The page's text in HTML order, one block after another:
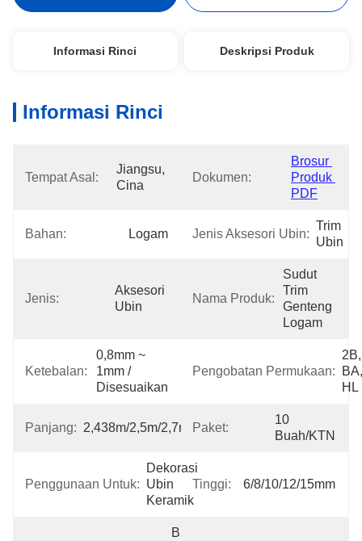
Informasi Rinci Deskripsi Produk
Informasi Rinci
Tempat Asal:
Jiangsu,
Cina
Dokumen:
Brosur
Produk
PDF
Bahan: Logam Jenis Aksesori Ubin:
Trim
Ubin
Jenis:
Aksesori
Ubin
Nama Produk:
Sudut
Trim
Genteng
Logam
Ketebalan:
0,8mm ~
1mm /
Disesuaikan
Pengobatan Permukaan:
2B,
BA,
HL
Panjang: 2,438m/2,5m/2,7m/3m/Disesuaikan
Paket:
10
Buah/KTN
Penggunaan Untuk:
Dekorasi
Ubin
Keramik
Tinggi: 6/8/10/12/15mm
Bulat,